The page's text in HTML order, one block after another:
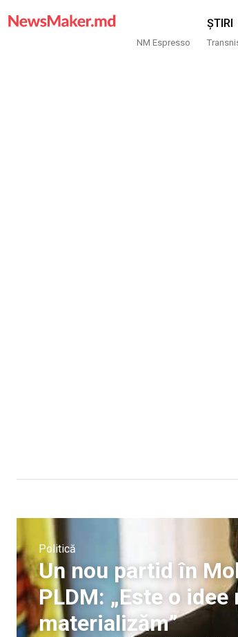
ȘTIRI
NM Espresso
Politică
Un nou partid în
PLDM: „Este o
materializăm”